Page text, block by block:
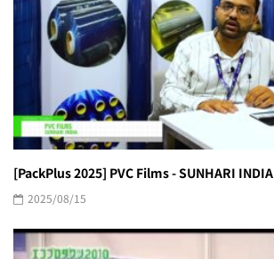
[PackPlus 2025] PVC Films - SUNHARI INDIA
2025/08/15